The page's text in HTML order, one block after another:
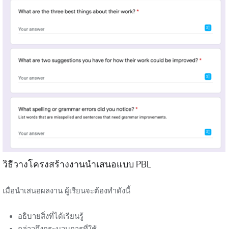
วิธีวางโครงสร้างงานนำเสนอแบบ PBL
เมื่อนำเสนอผลงาน ผู้เรียนจะต้องทำดังนี้
อธิบายสิ่งที่ได้เรียนรู้